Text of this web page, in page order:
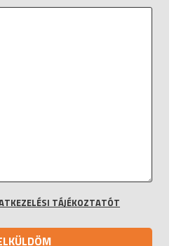
TÁJÉKOZTATÓT